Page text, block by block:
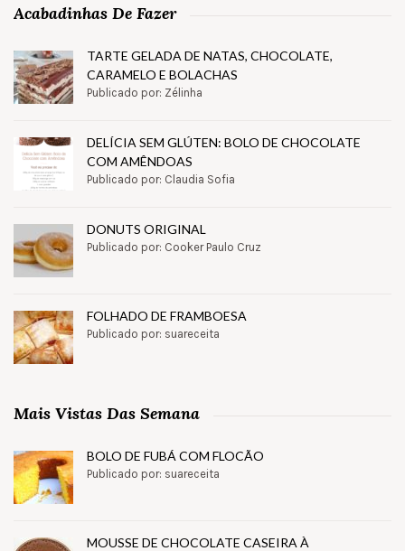
Acabadinhas De Fazer
TARTE GELADA DE NATAS, CHOCOLATE,
CARAMELO E BOLACHAS
Publicado por: Zélinha
DELÍCIA SEM GLÚTEN: BOLO DE CHOCOLATE
COM AMÊNDOAS
Publicado por: Claudia Sofia
DONUTS ORIGINAL
Publicado por: Cooker Paulo Cruz
FOLHADO DE FRAMBOESA
Publicado por: suareceita
Mais Vistas Das Semana
BOLO DE FUBÁ COM FLOCÃO
Publicado por: suareceita
MOUSSE DE CHOCOLATE CASEIRA À